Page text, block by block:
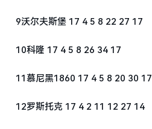
9沃尔夫斯堡 17 4 5 8 22 27 17
10科隆 17 4 5 8 26 34 17
11慕尼黑1860 17 4 5 8 20 30 17
12罗斯托克 17 4 2 11 12 27 14